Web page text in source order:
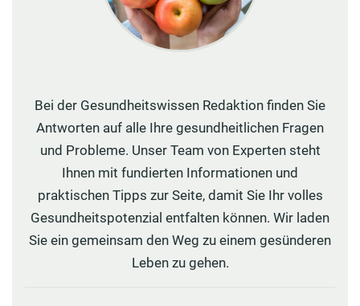
Bei der Gesundheitswissen Redaktion finden Sie
Antworten auf alle Ihre gesundheitlichen Fragen
und Probleme. Unser Team von Experten steht
Ihnen mit fundierten Informationen und
praktischen Tipps zur Seite, damit Sie Ihr volles
Gesundheitspotenzial entfalten können. Wir laden
Sie ein gemeinsam den Weg zu einem gesünderen
Leben zu gehen.